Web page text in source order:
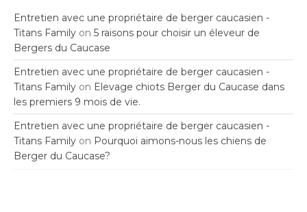
Entretien avec une propriétaire de berger caucasien -
Titans Family on 5 raisons pour choisir un éleveur de
Bergers du Caucase
Entretien avec une propriétaire de berger caucasien -
Titans Family on Elevage chiots Berger du Caucase dans
les premiers 9 mois de vie.
Entretien avec une propriétaire de berger caucasien -
Titans Family on Pourquoi aimons-nous les chiens de
Berger du Caucase?